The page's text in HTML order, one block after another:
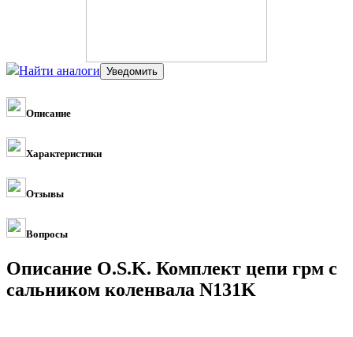
Найти аналоги
Описание
Характеристики
Отзывы
Вопросы
Описание O.S.K. Комплект цепи грм с
сальником коленвала N131K